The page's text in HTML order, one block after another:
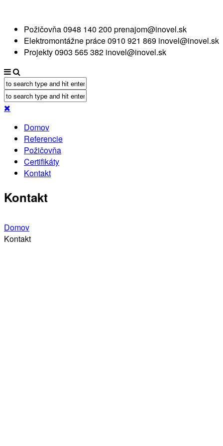
Požičovňa0948 140 200 prenajom@inovel.sk
Elektromontážne práce0910 921 869 inovel@inovel.sk
Projekty0903 565 382 inovel@inovel.sk
Domov
Referencie
Požičovňa
Certifikáty
Kontakt
Kontakt
Domov
Kontakt